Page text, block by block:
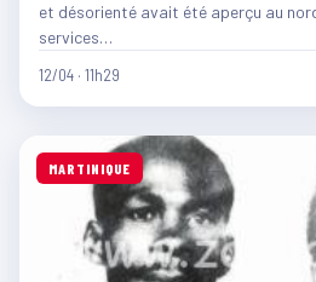
et désorienté avait été aperçu au
services…
12/04 · 11h29
MARTINIQUE